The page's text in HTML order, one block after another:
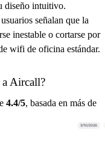
diseño intuitivo.
señalan que la
inestable o cortarse por
wifi de oficina estándar.
Aircall?
4.4/5, basada en más de